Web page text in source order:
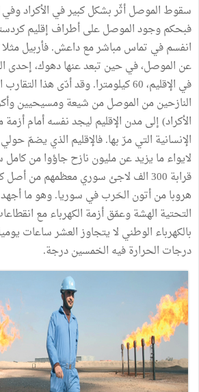
سقوط الموصلأثّربشكلكبيرفي الأكرادوفي
فبحكموجودالموصلعلىأطراف إقليم
انفسمفي تماسمباشرمعداعش.فأربيلمثلا
عن الموصل،فيحين تبعدعنهادهوك،إحدى
في الإقليم،60كيلومترا.وقدأدّى هذا التقارب
النازحينمن الموصلمن شيعةومسيحيين
الأكراد)إلىمدن الإقليم ليجدنفسهأمامأزمة
الإنسانية التيمرّبها.فالإقليم الذي يضمّحولي
لايواءما يزيدعنمليون نازحجاؤوامنكامل
قرابة 300الف لاجئ سوريمعظمهممنأصل
هروبامنأتون الحَربفي سوريا.وهوماأجهد
التحتية الهشةوعمّقأزمة الكهرباءمع
بالكهرباء الوطني لايتجاوزالعشرساعات
درجات الحرارةفيه الخمسيندرجة.